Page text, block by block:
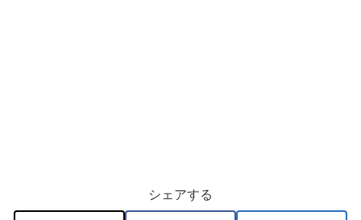
シェアする